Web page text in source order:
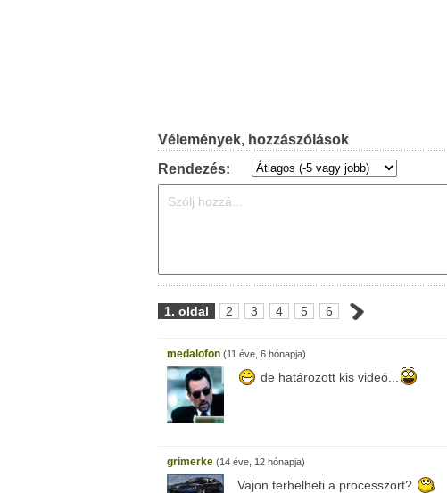
Vélemények, hozzászólások
Rendezés:
1. oldal 2 3 4 5 6
medalofon (11 éve, 6 hónapja)
de határozott kis videó...
grimerke (14 éve, 12 hónapja)
Vajon terhelheti a processzort?